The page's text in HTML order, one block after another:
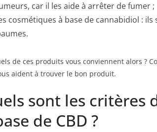
car il les aide à arrêter de fumer ;
cosmétiques à base de cannabidiol :
de ces produits vous conviennent alors ?
aident à trouver le bon produit.
sont les critères
de CBD ?